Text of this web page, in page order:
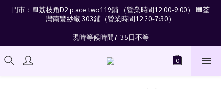
門市：🟪荔枝角D2 place two119鋪 （營業時間12:00-9:00） 🟧荃
灣南豐紗廠 303鋪（營業時間12:30-7:30）
現時等候時間7-35日不等